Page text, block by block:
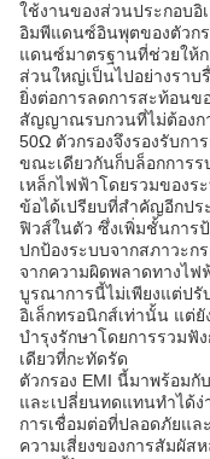
ใช้งานของส่วนประกอบอิ
อิมพีแดนซ์อินพุตของตัวก
แดนซ์มาตรฐานที่ช่วยให้
ส่วนใหญ่เป็นไปอย่างรา
ยิ่งต่อการลดการสะท้อน
สัญญาณรบกวนที่ไม่ต้องก
50Ω ตัวกรองจึงรองรับก
ขณะเดียวกันก็บล็อกการร
เหล็กไฟฟ้าโดยรวมของร
ข้อได้เปรียบที่สำคัญอีกปร
ฟิวส์ในตัว ซึ่งเพิ่มชั้นการ
ปกป้องระบบจากสภาวะก
จากความผิดพลาดทางไ
บูรณาการนี้ไม่เพียงแต่ป
อิเล็กทรอนิกส์เท่านั้น แต่
บำรุงรักษาโดยการรวมฟั
เดียวที่กะทัดรัด
ตัวกรอง EMI นี้มาพร้อมกั
และเปลี่ยนทดแทนทำได้ง่
การเชื่อมต่อที่ปลอดภัยแ
ความเสี่ยงของการสัมผัส